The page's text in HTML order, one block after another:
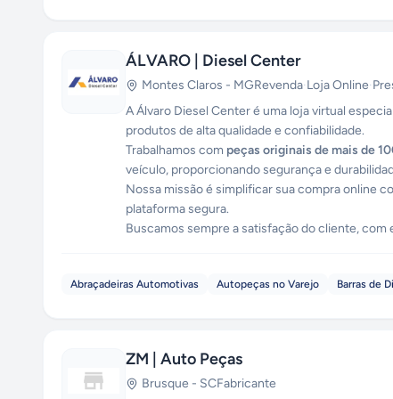
ÁLVARO | Diesel Center
Montes Claros - MGRevenda·Loja Online·
A Álvaro Diesel Center é uma loja virtual
produtos de alta qualidade e confiabilidade.
Trabalhamos com peças originais de mais de
veículo, proporcionando segurança e
Nossa missão é simplificar sua compra online
plataforma segura.
Buscamos sempre a satisfação do cliente,
Abraçadeiras Automotivas Autopeças no Varejo Barras de
ZM | Auto Peças
Brusque - SCFabricante